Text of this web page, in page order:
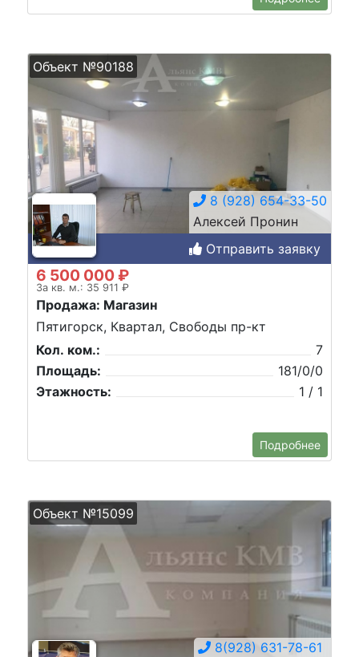
Объект №90188
8 (928) 654-33-50
Алексей Пронин
Отправить заявку
6 500 000 ₽
За кв. м.: 35 911 ₽
Продажа: Магазин
Пятигорск, Квартал, Свободы пр-кт
Кол. ком.:
7
Площадь:
181/0/0
Этажность:
1 / 1
Подробнее
Объект №15099
8(928) 631-78-61